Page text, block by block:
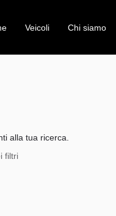
Veicoli Chi siamo
alla tua ricerca.
filtri